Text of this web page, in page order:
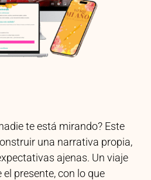
te está mirando? Este
una narrativa propia,
ajenas. Un viaje
presente, con lo que